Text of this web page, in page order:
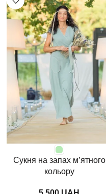
Сукня на запах м’ятного
кольору